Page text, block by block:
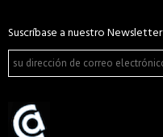
Suscríbase a nuestro Newsletter